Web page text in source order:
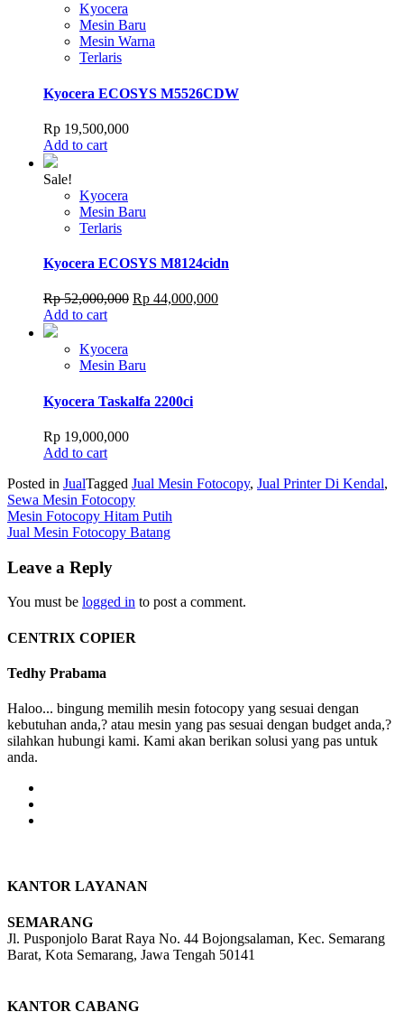
Kyocera
Mesin Baru
Mesin Warna
Terlaris
Kyocera ECOSYS M5526CDW
Rp 19,500,000
Add to cart
Sale!
Kyocera
Mesin Baru
Terlaris
Kyocera ECOSYS M8124cidn
Rp52,000,000 Original
Rp 44,000,000Current
Add to cart
Kyocera
Mesin Baru
Kyocera Taskalfa 2200ci
Rp 19,000,000
Add to cart
Posted in JualTagged Jual Mesin Fotocopy, Jual Printer Di Kendal,
Sewa Mesin Fotocopy
Post
navigation
Mesin Fotocopy Hitam Putih
Jual Mesin Fotocopy Batang
Leave a Reply
You must be logged in to post a comment.
CENTRIX COPIER
Tedhy Prabama
Haloo... bingung memilih mesin fotocopy yang sesuai dengan
kebutuhan anda,? atau mesin yang pas sesuai dengan budget anda,?
silahkan hubungi kami. Kami akan berikan solusi yang pas untuk
anda.
KANTOR LAYANAN
SEMARANG
Jl. Pusponjolo Barat Raya No. 44 Bojongsalaman, Kec. Semarang
Barat, Kota Semarang, Jawa Tengah 50141
KANTOR CABANG